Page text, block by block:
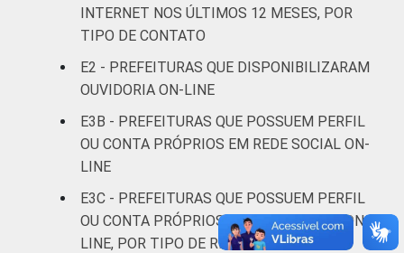
habitantes
Fonte: CGI.br/NIC.br, Centro Regional de
Estudos para o Desenvolvimento da
Pesquisa sobre o uso das tecnologias de
informação e comunicação no setor público
brasileiro - TIC Governo Eletrônico 2017
INTERNET NOS ÚLTIMOS 12 MESES, POR
TIPO DE CONTATO
E2 - PREFEITURAS QUE DISPONIBILIZARAM
OUVIDORIA ON-LINE
E3B - PREFEITURAS QUE POSSUEM PERFIL
OU CONTA PRÓPRIOS EM REDE SOCIAL ON-
LINE
E3C - PREFEITURAS QUE POSSUEM PERFIL
OU CONTA PRÓPRIOS EM REDE SOCIAL ON-
LINE, POR TIPO DE REDE SOCIAL